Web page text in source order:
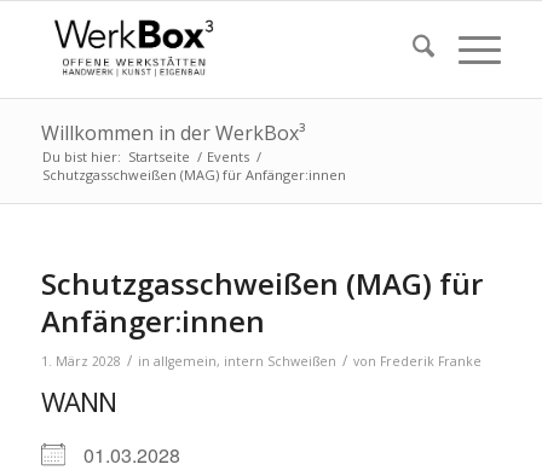
Willkommen in der WerkBox³
Du bist hier: Startseite / Events /
Schutzgasschweißen (MAG) für Anfänger:innen
Schutzgasschweißen (MAG) für
Anfänger:innen
1. März 2028 / in allgemein, intern Schweißen / von Frederik Franke
WANN
01.03.2028